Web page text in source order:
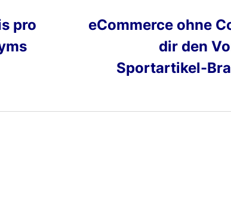
pro
eCommerce ohne
dir den
Sportartikel-